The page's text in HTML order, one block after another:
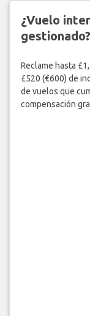
¿Vuelo
gestionado?
Reclame hasta
£520 (€600) de
de vuelos que
compensación